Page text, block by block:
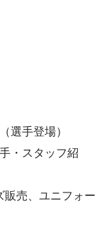
手登場）
・スタッフ紹
売、ユニフォー